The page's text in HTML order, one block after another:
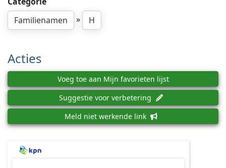
Familienamen
» H
Acties
Voeg toe aan Mijn favorieten lijst
Suggestie voor verbetering
Meld niet werkende link